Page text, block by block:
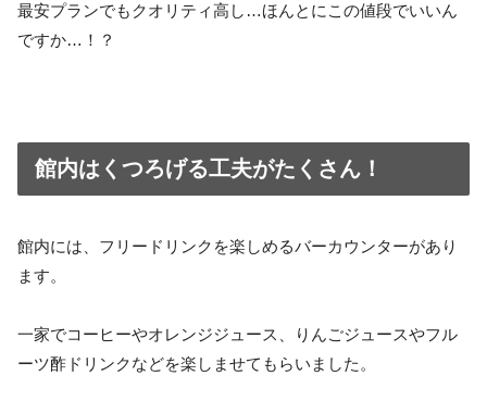
最安プランでもクオリティ高し…ほんとにこの値段でいいん
ですか…！？
館内はくつろげる工夫がたくさん！
館内には、フリードリンクを楽しめるバーカウンターがあり
ます。
一家でコーヒーやオレンジジュース、りんごジュースやフル
ーツ酢ドリンクなどを楽しませてもらいました。